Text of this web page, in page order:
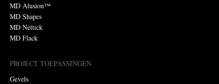
MD Alusion™
MD Shapes
MD Nettick
MD Flack
PROJECT TOEPASSINGEN
Gevels